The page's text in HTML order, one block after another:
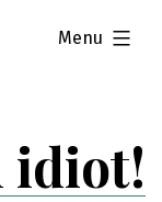
idiot!
Menu
expanded